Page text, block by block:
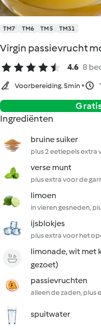
TM7 TM6 TM5 TM31
Virgin passievrucht
4.6 8
Voorbereiding. 5min
Ingrediënten
bruine suiker
plus 2 eetlepels extra
verse munt
plus extra voor de
limoen
in vieren gesneden,
ijsblokjes
plus extra voor het
limonade, wit met
gezoet)
passievruchten
alleen de zaden, plus
spuitwater